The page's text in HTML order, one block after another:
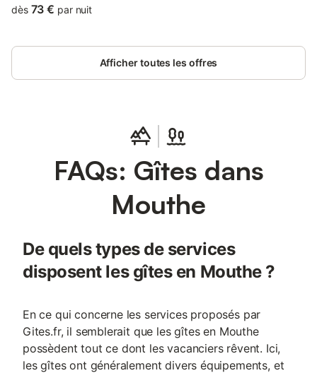
dès 73 € par nuit
Afficher toutes les offres
FAQs: Gîtes dans
Mouthe
De quels types de services
disposent les gîtes en Mouthe ?
En ce qui concerne les services proposés par
Gites.fr, il semblerait que les gîtes en Mouthe
possèdent tout ce dont les vacanciers rêvent. Ici,
les gîtes ont généralement divers équipements, et